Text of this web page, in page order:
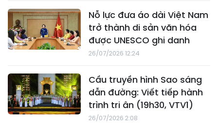
Nỗ lực đưa áo dài Việt Nam
trở thành di sản văn hóa
được UNESCO ghi danh
26/07/2026 12:24
Cầu truyền hình Sao sáng
dẫn đường: Viết tiếp hành
trình tri ân (19h30, VTV1)
26/07/2026 2:08